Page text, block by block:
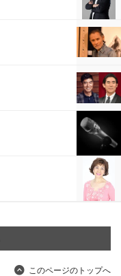
このページのトップへ